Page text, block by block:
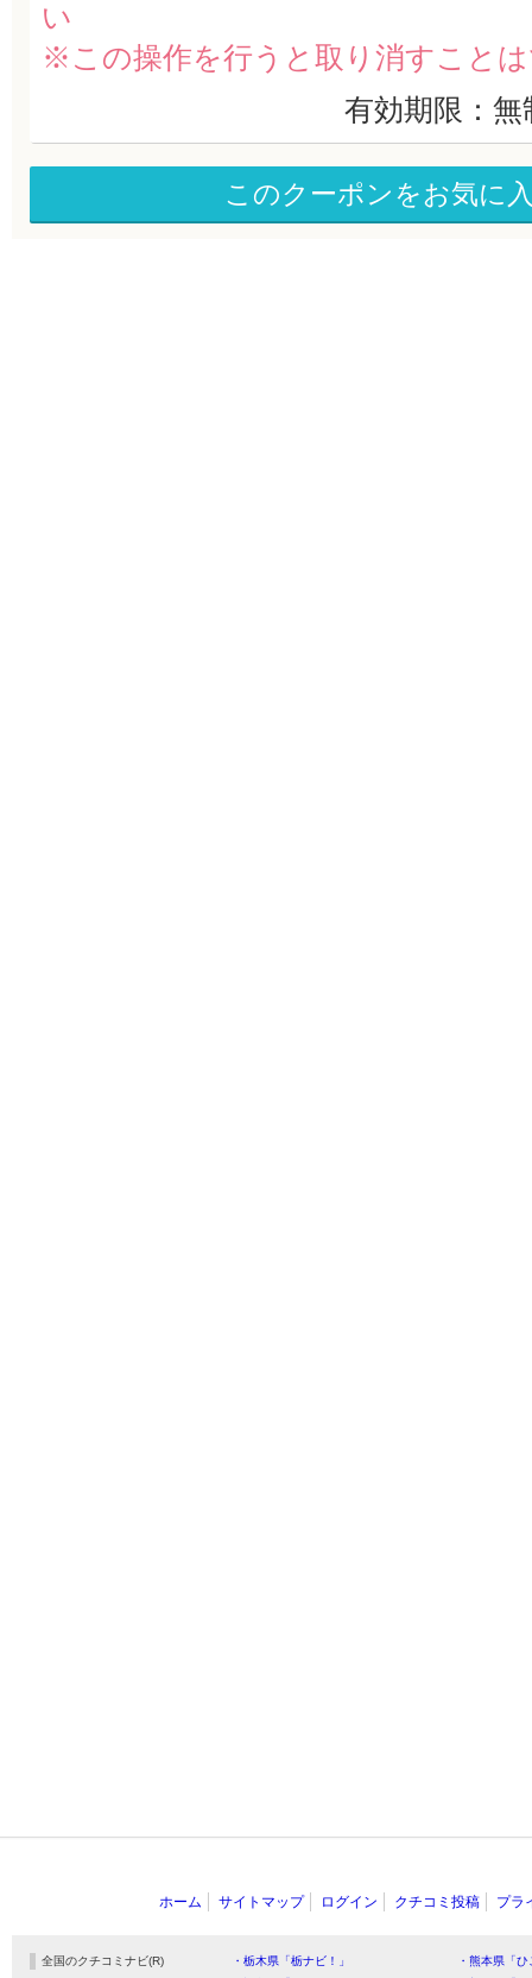
い
※この操作を行うと取り消すこと
有効期限：無
このクーポンをお気に
ホーム サイトマップ ログイン クチコミ投稿 プラ
全国のクチコミナビ(R) ・栃木県「栃ナビ！」
・熊本県「